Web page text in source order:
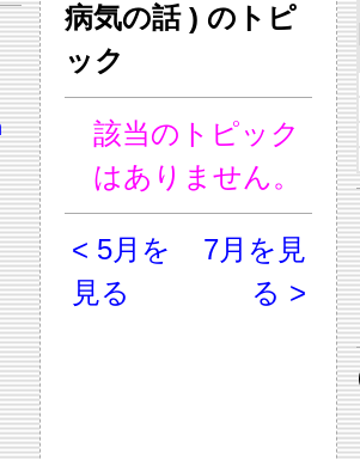
病気の話 ) のトピ
ック
該当のトピック
はありません。
< 5月を
見る
7月を見
る >